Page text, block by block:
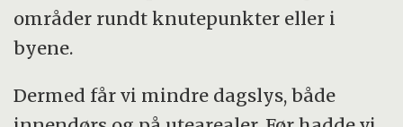
områder rundt knutepunkter eller i
byene.
Dermed får vi mindre dagslys, både